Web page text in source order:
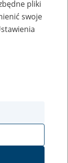
pliki
swoje